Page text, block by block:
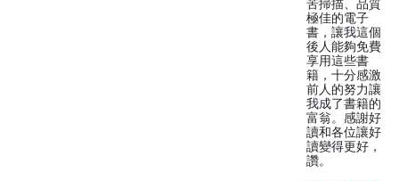
苦掃描、品質
極佳的電子
書，讓我這個
後人能夠免費
享用這些書
籍，十分感激
前人的努力讓
我成了書籍的
富翁。感謝好
讀和各位讓好
讀變得更好，
讚。